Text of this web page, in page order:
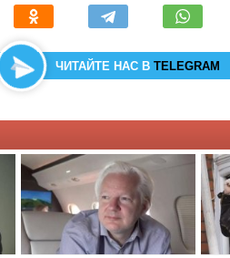
ЧИТАЙТЕ НАС В TELEGRAM